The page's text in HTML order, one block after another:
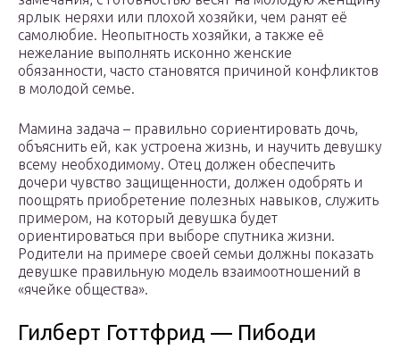
ярлык неряхи или плохой хозяйки, чем ранят её
самолюбие. Неопытность хозяйки, а также её
нежелание выполнять исконно женские
обязанности, часто становятся причиной конфликтов
в молодой семье.
Мамина задача – правильно сориентировать дочь,
объяснить ей, как устроена жизнь, и научить девушку
всему необходимому. Отец должен обеспечить
дочери чувство защищенности, должен одобрять и
поощрять приобретение полезных навыков, служить
примером, на который девушка будет
ориентироваться при выборе спутника жизни.
Родители на примере своей семьи должны показать
девушке правильную модель взаимоотношений в
«ячейке общества».
Гилберт Готтфрид — Пибоди